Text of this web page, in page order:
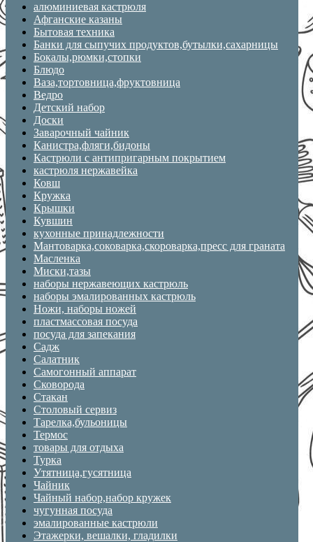
алюминиевая кастрюля
Афганские казаны
Бытовая техника
Банки для сыпучих продуктов,бутылки,сахарницы
Бокалы,рюмки,стопки
Блюдо
Ваза,тортовница,фруктовница
Ведро
Детский набор
Доски
Заварочный чайник
Канистра,фляги,бидоны
Кастрюли с антипригарным покрытием
кастрюля нержавейка
Ковш
Кружка
Крышки
Кувшин
кухонные принадлежности
Мантоварка,соковарка,скороварка,пресс для граната
Масленка
Миски,тазы
наборы нержавеющих кастрюль
наборы эмалированных кастрюль
Ножи, наборы ножей
пластмассовая посуда
посуда для запекания
Садж
Салатник
Самогонный аппарат
Сковорода
Стакан
Столовый сервиз
Тарелка,бульоницы
Термос
товары для отдыха
Турка
Утятница,гусятница
Чайник
Чайный набор,набор кружек
чугунная посуда
эмалированные кастрюли
Этажерки, вешалки, гладилки